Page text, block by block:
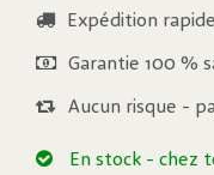
Expédition
Garantie 100 %
Aucun risque -
En stock - chez